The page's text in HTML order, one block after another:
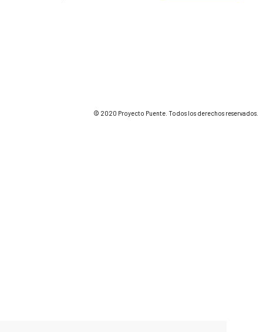
© 2020 Proyecto Puente. Todos los derechos reservados.